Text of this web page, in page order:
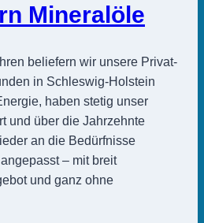
Mineralöle
beliefern wir unsere Privat-
in Schleswig-Holstein
haben stetig unser
und über die Jahrzehnte
an die Bedürfnisse
– mit breit
und ganz ohne